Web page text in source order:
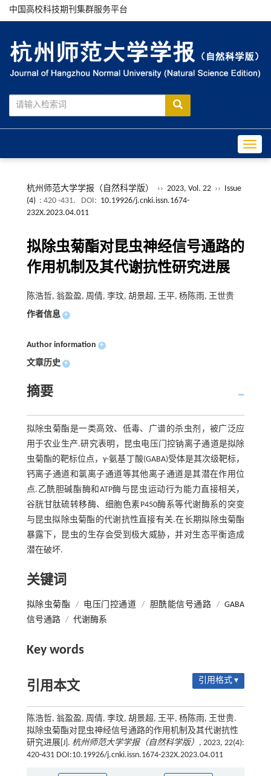
中国高校科技期刊集群服务平台
杭州师范大学学报（自然科学版） ›› 2023, Vol. 22 ›› Issue
(4) : 420 -431. DOI: 10.19926/j.cnki.issn.1674-
232X.2023.04.011
拟除虫菊酯对昆虫神经信号通路的
作用机制及其代谢抗性研究进展
陈浩哲, 翁盈盈, 周倩, 李玟, 胡景超, 王平, 杨陈雨, 王世贵
作者信息 +
Author information +
文章历史 +
摘要
拟除虫菊酯是一类高效、低毒、广谱的杀虫剂，被广泛应
用于农业生产.研究表明，昆虫电压门控钠离子通道是拟除
虫菊酯的靶标位点，γ-氨基丁酸(GABA)受体是其次级靶标，
钙离子通道和氯离子通道等其他离子通道是其潜在作用位
点.乙酰胆碱酯酶和ATP酶与昆虫运动行为能力直接相关，
谷胱甘肽硫转移酶、细胞色素P450酶系等代谢酶系的突变
与昆虫拟除虫菊酯的代谢抗性直接有关.在长期拟除虫菊酯
暴露下，昆虫的生存会受到极大威胁，并对生态平衡造成
潜在破坏.
关键词
拟除虫菊酯 / 电压门控通道 / 胆酰能信号通路 / GABA
信号通路 / 代谢酶系
Key words
引用本文 引用格式 ▾
陈浩哲, 翁盈盈, 周倩, 李玟, 胡景超, 王平, 杨陈雨, 王世贵.
拟除虫菊酯对昆虫神经信号通路的作用机制及其代谢抗性
研究进展[J]. 杭州师范大学学报（自然科学版） , 2023, 22(4):
420-431 DOI:10.19926/j.cnki.issn.1674-232X.2023.04.011